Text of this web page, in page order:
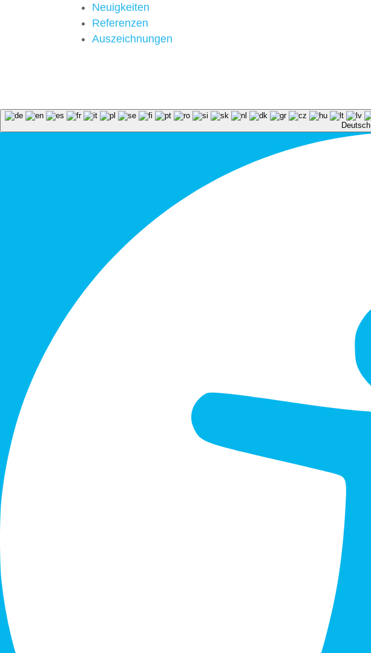
Neuigkeiten
Referenzen
Auszeichnungen
Deutsch